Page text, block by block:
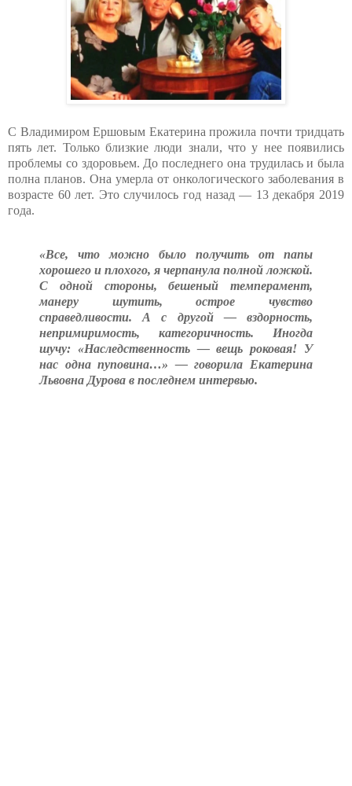
С Владимиром Ершовым Екатерина прожила почти тридцать
пять лет. Только близкие люди знали, что у нее появились
проблемы со здоровьем. До последнего она трудилась и была
полна планов. Она умерла от онкологического заболевания в
возрасте 60 лет. Это случилось год назад — 13 декабря 2019
года.
«Все, что можно было получить от папы
хорошего и плохого, я черпанула полной ложкой.
С одной стороны, бешеный темперамент,
манеру шутить, острое чувство
справедливости. А с другой — вздорность,
непримиримость, категоричность. Иногда
шучу: «Наследственность — вещь роковая! У
нас одна пуповина…» — говорила Екатерина
Львовна Дурова в последнем интервью.